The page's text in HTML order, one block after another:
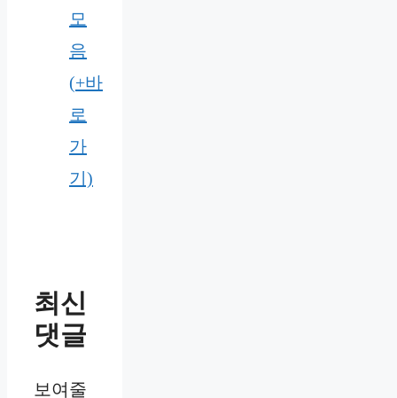
모
음
(+바
로
가
기)
최신
댓글
보여줄